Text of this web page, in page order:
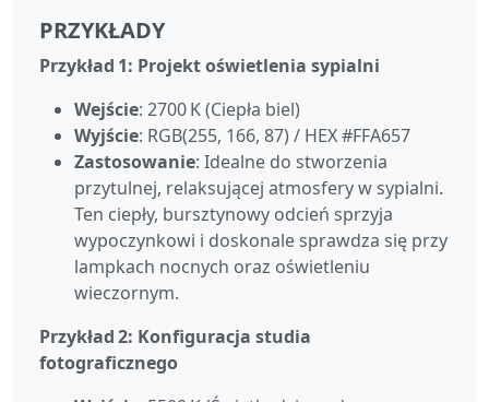
PRZYKŁADY
Przykład 1: Projekt oświetlenia sypialni
Wejście: 2700 K (Ciepła biel)
Wyjście: RGB(255, 166, 87) / HEX #FFA657
Zastosowanie: Idealne do stworzenia
przytulnej, relaksującej atmosfery w sypialni.
Ten ciepły, bursztynowy odcień sprzyja
wypoczynkowi i doskonale sprawdza się przy
lampkach nocnych oraz oświetleniu
wieczornym.
Przykład 2: Konfiguracja studia
fotograficznego